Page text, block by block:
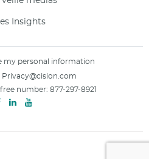
Insights
my personal information
Privacy@cision.com
number: 877-297-8921